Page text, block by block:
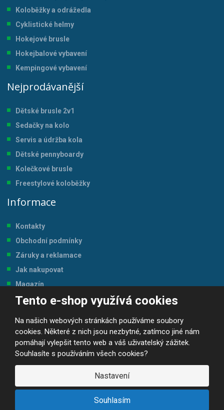
Tento e-shop využívá cookies
Na našich webových stránkách používáme soubory
cookies. Některé z nich jsou nezbytné, zatímco jiné nám
pomáhají vylepšit tento web a váš uživatelský zážitek.
Souhlasíte s používáním všech cookies?
Nastavení
Souhlasím
Koloběžky a odrážedla
Cyklistické helmy
Hokejové brusle
Hokejbalové vybavení
Kempingové vybavení
Nejprodávanější
Dětské brusle 2v1
Sedačky na kolo
Servis a údržba kola
Dětské pennyboardy
Kolečkové brusle
Freestylové koloběžky
Informace
Kontakty
Obchodní podmínky
Záruky a reklamace
Jak nakupovat
Magazín
Tabulka velikostí
© 2026, JP-SPORT.CZ SPORTOVNÍ POTŘEBY
Prohlášení o přístupnosti |Mapa stránek ||GDPR
VYROBILA
R